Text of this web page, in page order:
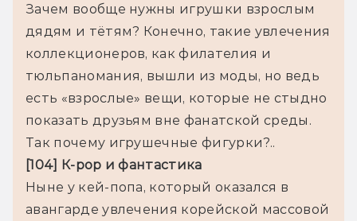
Зачем вообще нужны игрушки взрослым
дядям и тётям? Конечно, такие увлечения
коллекционеров, как филателия и
тюльпаномания, вышли из моды, но ведь
есть «взрослые» вещи, которые не стыдно
показать друзьям вне фанатской среды.
[104] К-pop и фантастика
Ныне у кей-попа, который оказался в
авангарде увлечения корейской массовой